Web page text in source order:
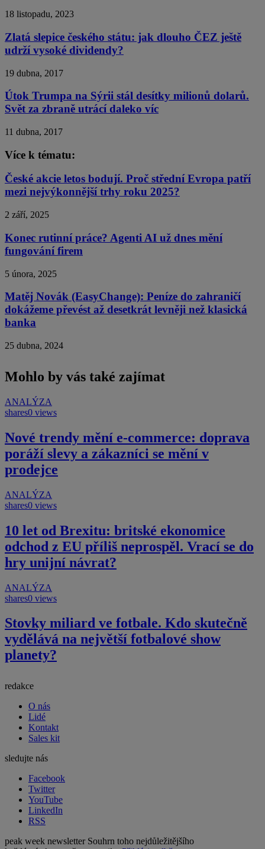
18 listopadu, 2023
Zlatá slepice českého státu: jak dlouho ČEZ ještě
udrží vysoké dividendy?
19 dubna, 2017
Útok Trumpa na Sýrii stál desítky milionů dolarů.
Svět za zbraně utrácí daleko víc
11 dubna, 2017
Více k tématu:
České akcie letos bodují. Proč střední Evropa patří
mezi nejvýkonnější trhy roku 2025?
2 září, 2025
Konec rutinní práce? Agenti AI už dnes mění
fungování firem
5 února, 2025
Matěj Novák (EasyChange): Peníze do zahraničí
dokážeme převést až desetkrát levněji než klasická
banka
25 dubna, 2024
Mohlo by vás také zajímat
ANALÝZA
shares0 views
Nové trendy mění e-commerce: doprava
poráží slevy a zákazníci se mění v
prodejce
ANALÝZA
shares0 views
10 let od Brexitu: britské ekonomice
odchod z EU příliš neprospěl. Vrací se do
hry unijní návrat?
ANALÝZA
shares0 views
Stovky miliard ve fotbale. Kdo skutečně
vydělává na největší fotbalové show
planety?
redakce
O nás
Lidé
Kontakt
Sales kit
sledujte nás
Facebook
Twitter
YouTube
LinkedIn
RSS
peak week newsletter Souhrn toho nejdůležitějšího